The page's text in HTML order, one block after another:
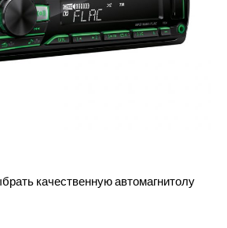
качественную автомагнитолу